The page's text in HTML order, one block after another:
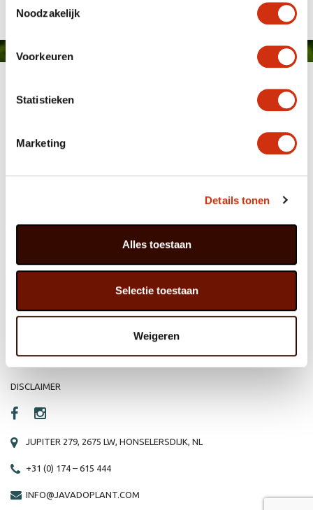
Noodzakelijk
Voorkeuren
Statistieken
Marketing
Details tonen
Alles toestaan
Selectie toestaan
Weigeren
MEMBER OFWBEGROUP
PRIVACY STATEMENT
CONTACT
DISCLAIMER
JUPITER 279, 2675 LW, HONSELERSDIJK, NL
+31 (0) 174 – 615 444
INFO@JAVADOPLANT.COM